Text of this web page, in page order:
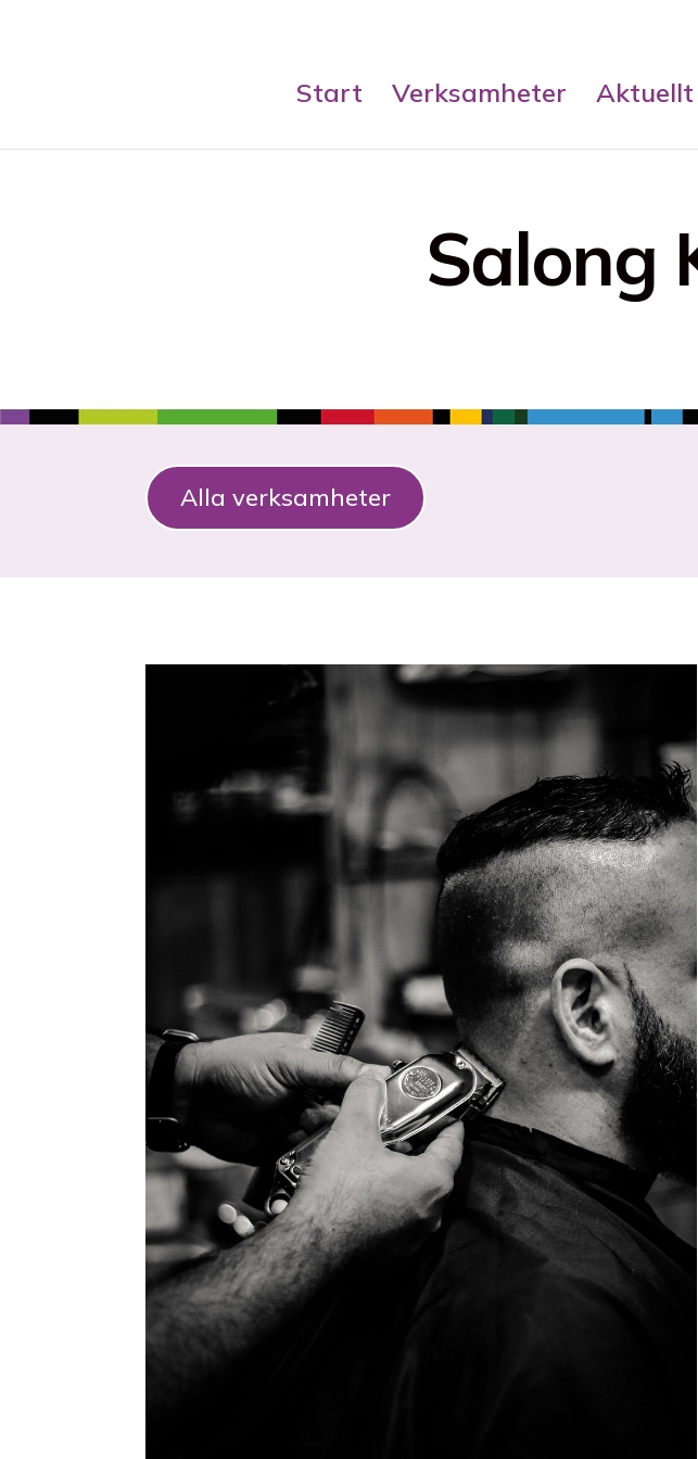
Start Verksamheter Aktuellt
Salong
Alla verksamheter